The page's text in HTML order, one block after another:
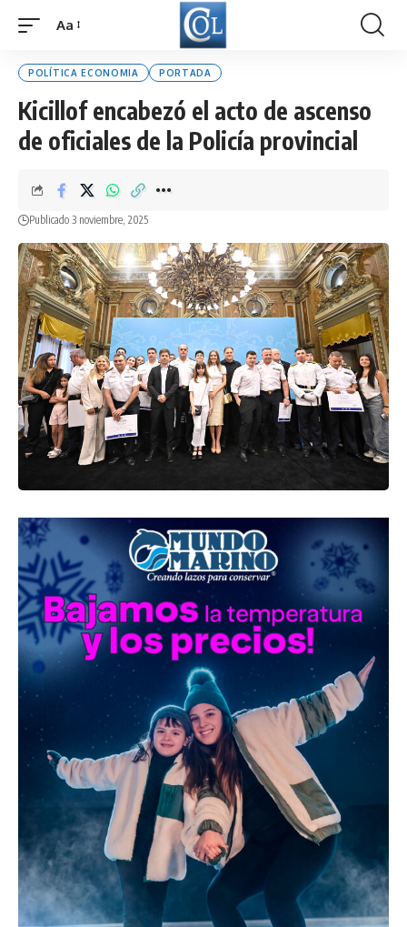
Font
Aa
POLÍTICA ECONOMIA PORTADA
Kicillof encabezó el acto de ascenso
de oficiales de la Policía provincial
Publicado 3 noviembre, 2025